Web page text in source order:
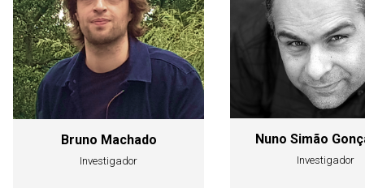
Bruno Machado
Investigador
Nuno Simão
Investigador